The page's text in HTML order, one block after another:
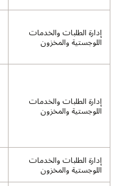
إدارة الطلبات والخدمات
اللوجستية والمخزون
إدارة الطلبات والخدمات
اللوجستية والمخزون
إدارة الطلبات والخدمات
اللوجستية والمخزون